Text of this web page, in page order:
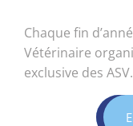
Chaque fin
Vétérinaire
exclusive des